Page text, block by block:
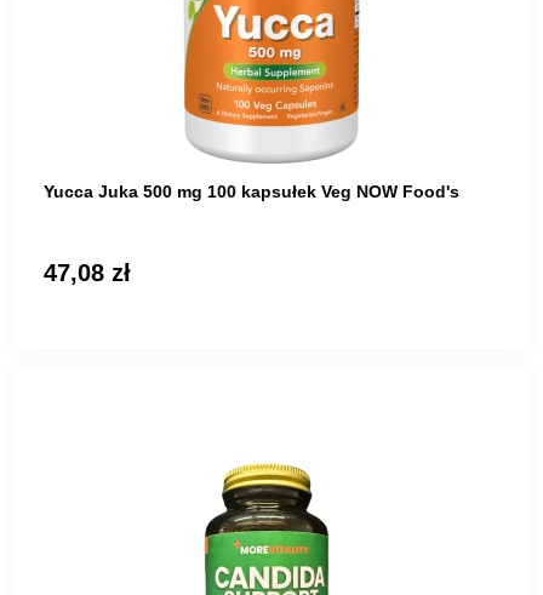
Yucca Juka 500 mg 100 kapsułek Veg NOW Food's
47,08 zł